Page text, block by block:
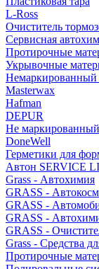
L-Ross
Очиститель
Сервисная
Протирочные
Укрывочные
Немаркированный
Masterwax
Hafman
DEPUR
Не
DoneWell
Герметики для
Автон SERVICE
Grass - Автохимия
GRASS -
GRASS -
GRASS -
GRASS -
Grass - Средства
Протирочные